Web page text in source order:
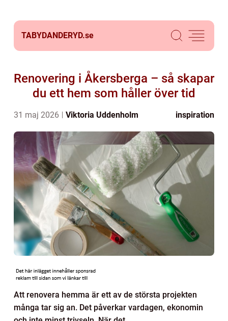
TABYDANDERYD.se
Renovering i Åkersberga – så skapar
du ett hem som håller över tid
31 maj 2026 Viktoria Uddenholm inspiration
Att renovera hemma är ett av de största projekten
många tar sig an. Det påverkar vardagen, ekonomin